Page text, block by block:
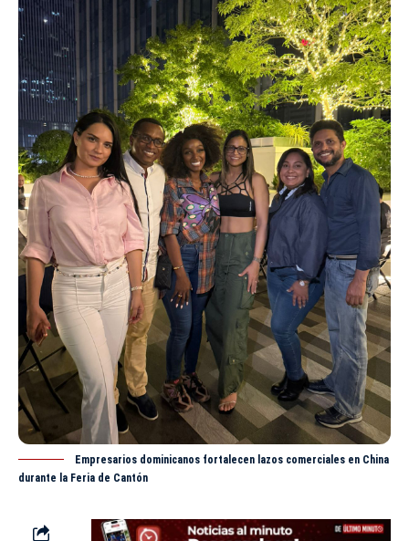
Empresarios dominicanos fortalecen lazos comerciales en China
durante la Feria de Cantón